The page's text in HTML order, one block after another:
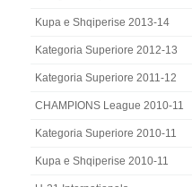
Kupa e Shqiperise 2013-14
Kategoria Superiore 2012-13
Kategoria Superiore 2011-12
CHAMPIONS League 2010-11
Kategoria Superiore 2010-11
Kupa e Shqiperise 2010-11